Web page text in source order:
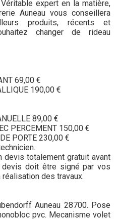
expert en la matière,
Auneau vous conseillera
produits, récents et
changer de rideau
69,00 €
190,00 €
89,00 €
PERCEMENT 150,00 €
PORTE 230,00 €
devis totalement gratuit avant
doit être signé par vos
des travaux.
Auneau 28700. Pose
pvc. Mecanisme volet